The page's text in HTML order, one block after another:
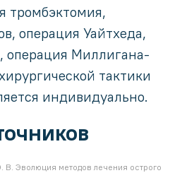
тромбэктомия,
операция Уайтхеда,
операция Миллигана-
тактики
индивидуально.
В. Эволюция методов лечения острого